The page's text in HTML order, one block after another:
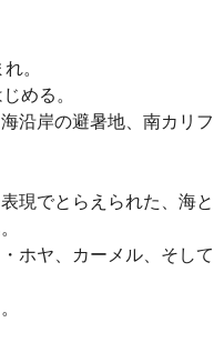
。
める。
沿岸の避暑地、南カリフ
現でとらえられた、海と
ホヤ、カーメル、そして